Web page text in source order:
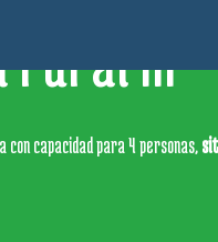
rural III
capacidad para 4 personas,